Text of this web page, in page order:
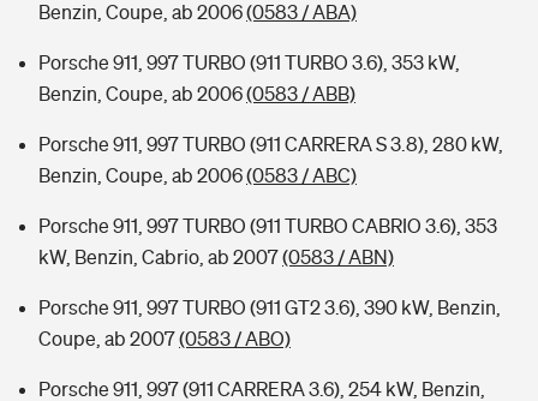
Benzin, Coupe, ab 2006(0583 / ABA)
Porsche 911, 997 TURBO (911 TURBO 3.6), 353 kW,
Benzin, Coupe, ab 2006(0583 / ABB)
Porsche 911, 997 TURBO (911 CARRERA S 3.8), 280 kW,
Benzin, Coupe, ab 2006(0583 / ABC)
Porsche 911, 997 TURBO (911 TURBO CABRIO 3.6), 353
kW, Benzin, Cabrio, ab 2007(0583 / ABN)
Porsche 911, 997 TURBO (911 GT2 3.6), 390 kW, Benzin,
Coupe, ab 2007(0583 / ABO)
Porsche 911, 997 (911 CARRERA 3.6), 254 kW, Benzin,